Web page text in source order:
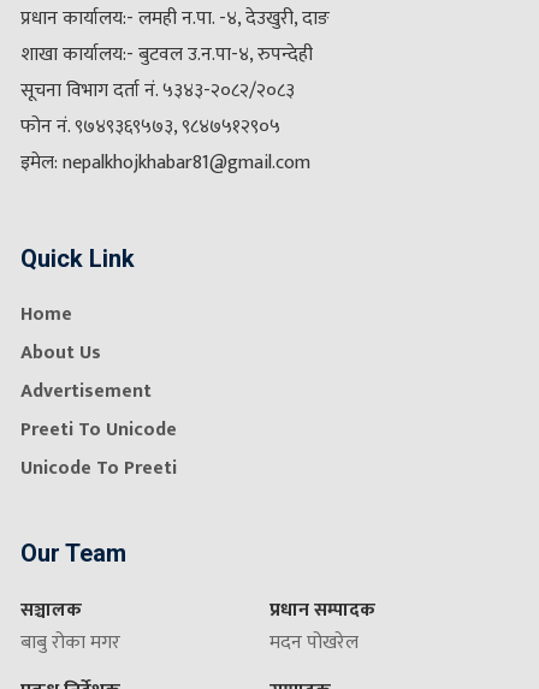
प्रधान कार्यालय:- लमही न.पा. -४, देउखुरी, दाङ
शाखा कार्यालय:- बुटवल उ.न.पा-४, रुपन्देही
सूचना विभाग दर्ता नं. ५३४३-२०८२/२०८३
फोन नं. ९७४९३६९५७३, ९८४७५१२९०५
इमेल: nepalkhojkhabar81@gmail.com
Quick Link
Home
About Us
Advertisement
Preeti To Unicode
Unicode To Preeti
Our Team
सञ्चालक
बाबु रोका मगर
प्रधान सम्पादक
मदन पोखरेल